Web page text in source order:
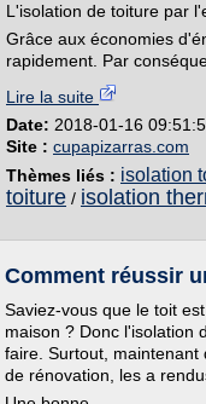
L'isolation de toiture par
Grâce aux économies
rapidement. Par
Lire la suite
Date: 2018-01-16
Site : cupapizarras.com
Thèmes liés : isolation
toiture / isolation
Comment réussir
Saviez-vous que le toit
maison ? Donc l'isolation
faire. Surtout,
de rénovation, les a